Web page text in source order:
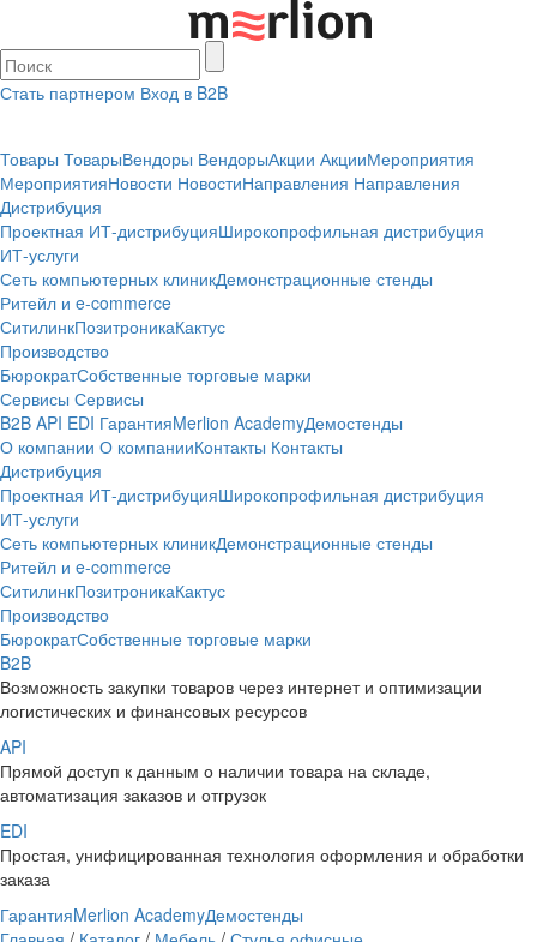
Стать партнером Вход в B2B
Товары ТоварыВендоры ВендорыАкции АкцииМероприятия
МероприятияНовости НовостиНаправления Направления
Дистрибуция
Проектная ИТ-дистрибуцияШирокопрофильная дистрибуция
ИТ-услуги
Сеть компьютерных клиникДемонстрационные стенды
Ритейл и e-commerce
СитилинкПозитроникаКактус
Производство
БюрократСобственные торговые марки
Сервисы Сервисы
B2B API EDI ГарантияMerlion AcademyДемостенды
О компании О компанииКонтакты Контакты
Дистрибуция
Проектная ИТ-дистрибуцияШирокопрофильная дистрибуция
ИТ-услуги
Сеть компьютерных клиникДемонстрационные стенды
Ритейл и e-commerce
СитилинкПозитроникаКактус
Производство
БюрократСобственные торговые марки
B2B
Возможность закупки товаров через интернет и оптимизации
логистических и финансовых ресурсов
API
Прямой доступ к данным о наличии товара на складе,
автоматизация заказов и отгрузок
EDI
Простая, унифицированная технология оформления и обработки
заказа
ГарантияMerlion AcademyДемостенды